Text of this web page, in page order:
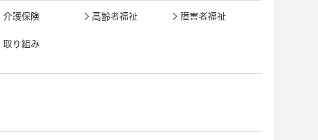
介護保険 高齢者福祉 障害者福祉
取り組み